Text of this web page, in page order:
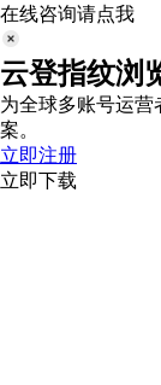
在线咨询请点我
云登指纹浏
为全球多账号运
案。
立即注册
立即下载